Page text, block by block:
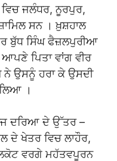
ਜਲੰਧਰ, ਨੂਰਪੁਰ,
ਸਨ । ਖ਼ੁਸ਼ਹਾਲ
ਬੁੱਧ ਸਿੰਘ ਫੈਜ਼ਲਪੁਰੀਆ
ਪਿਤਾ ਵਾਂਗ ਵੀਰ
ਨੇ ਉਸਨੂੰ ਹਰਾ ਕੇ ਉਸਦੀ
।
ਦਰਿਆ ਦੇ ਉੱਤਰ –
ਦੇ ਖੇਤਰ ਵਿਚ ਲਾਹੌਰ,
ਵਰਗੇ ਮਹੱਤਵਪੂਰਨ